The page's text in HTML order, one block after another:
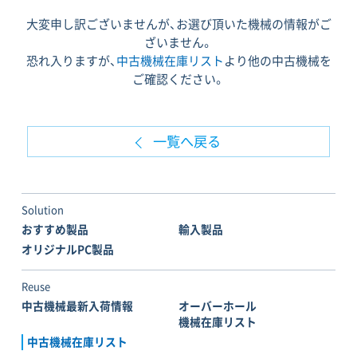
大変申し訳ございませんが、お選び頂いた機械の情報がご
ざいません。
恐れ入りますが、中古機械在庫リストより他の中古機械を
ご確認ください。
一覧へ戻る
Solution
おすすめ製品
輸入製品
オリジナルPC製品
Reuse
中古機械最新入荷情報
オーバーホール
機械在庫リスト
中古機械在庫リスト